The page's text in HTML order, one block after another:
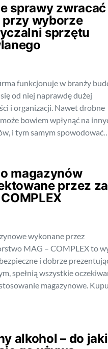
sprawy zwracać
przy wyborze
sprzętu
funkcjonuje w branży
od niej naprawdę dużej
i organizacji. Nawet drobne
bowiem wpłynąć na
i tym samym
magazynów
przez
wykonane przez
MAG – COMPLEX to
i dobrze
spełnią wszystkie
magazynowe.
alkohol – do